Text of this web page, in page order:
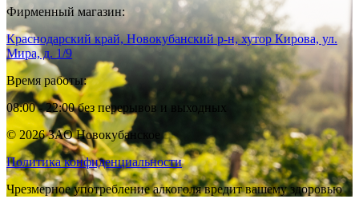
Фирменный магазин:
Краснодарский край, Новокубанский р-н, хутор Кирова, ул.
Мира, д. 1/9
Время работы:
08:00 - 22:00 без перерывов и выходных
© 2026 ЗАО Новокубанское
Политика конфиденциальности
Чрезмерное употребление алкоголя вредит вашему здоровью